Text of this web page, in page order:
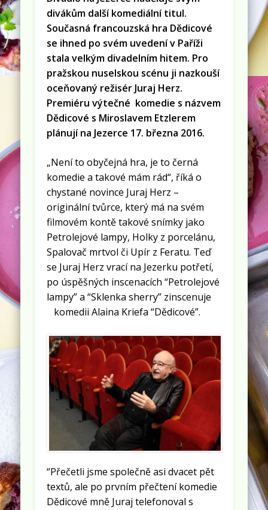
divákům další komediální titul.
Současná francouzská hra Dědicové
se ihned po svém uvedení v Paříži
stala velkým divadelním hitem. Pro
pražskou nuselskou scénu ji nazkouší
oceňovaný režisér Juraj Herz.
Premiéru výtečné komedie s názvem
Dědicové s Miroslavem Etzlerem
plánují na Jezerce 17. března 2016.
„Není to obyčejná hra, je to černá
komedie a takové mám rád“, říká o
chystané novince Juraj Herz –
originální tvůrce, který má na svém
filmovém kontě takové snímky jako
Petrolejové lampy, Holky z porcelánu,
Spalovač mrtvol či Upír z Feratu. Teď
se Juraj Herz vrací na Jezerku potřetí,
po úspěšných inscenacích “Petrolejové
lampy” a “Sklenka sherry” zinscenuje
komedii Alaina Kriefa “Dědicové”.
“Přečetli jsme společně asi dvacet pět
textů, ale po prvním přečtení komedie
Dědicové mně Juraj telefonoval s